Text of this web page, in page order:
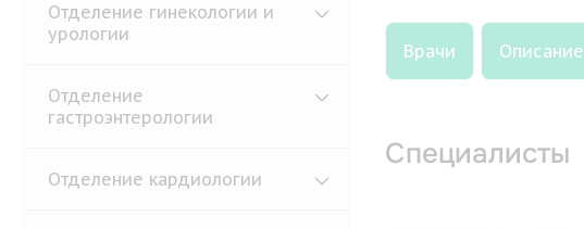
Отделение гинекологии и
урологии
Отделение
гастроэнтерологии
Отделение кардиологии
Врачи Описание
Специалисты